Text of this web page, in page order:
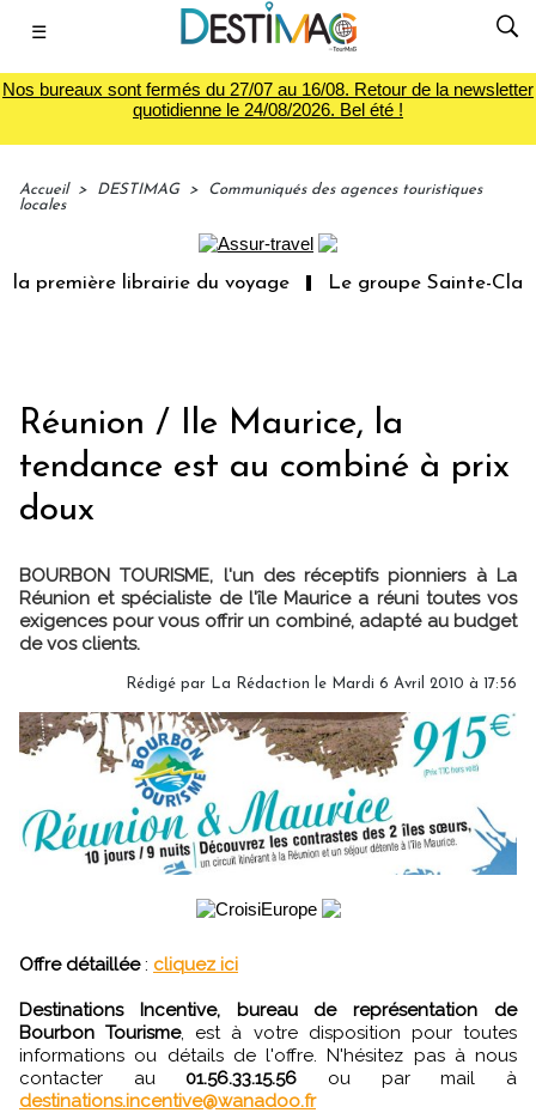
☰
Nos bureaux sont fermés du 27/07 au 16/08. Retour de la newsletter
quotidienne le 24/08/2026. Bel été !
Accueil > DESTIMAG >
Communiqués des agences touristiques
locales
première librairie du voyage Le groupe Sainte-Claire
Réunion / Ile Maurice, la
tendance est au combiné à prix
doux
BOURBON TOURISME, l'un des réceptifs pionniers à La
Réunion et spécialiste de l'île Maurice a réuni toutes vos
exigences pour vous offrir un combiné, adapté au budget
de vos clients.
Rédigé par La Rédaction le Mardi 6 Avril 2010 à 17:56
Offre détaillée: cliquez ici
Destinations Incentive, bureau de représentation de
Bourbon Tourisme, est à votre disposition pour toutes
informations ou détails de l'offre. N'hésitez pas à nous
contacter au 01.56.33.15.56 ou par mail à
destinations.incentive@wanadoo.fr